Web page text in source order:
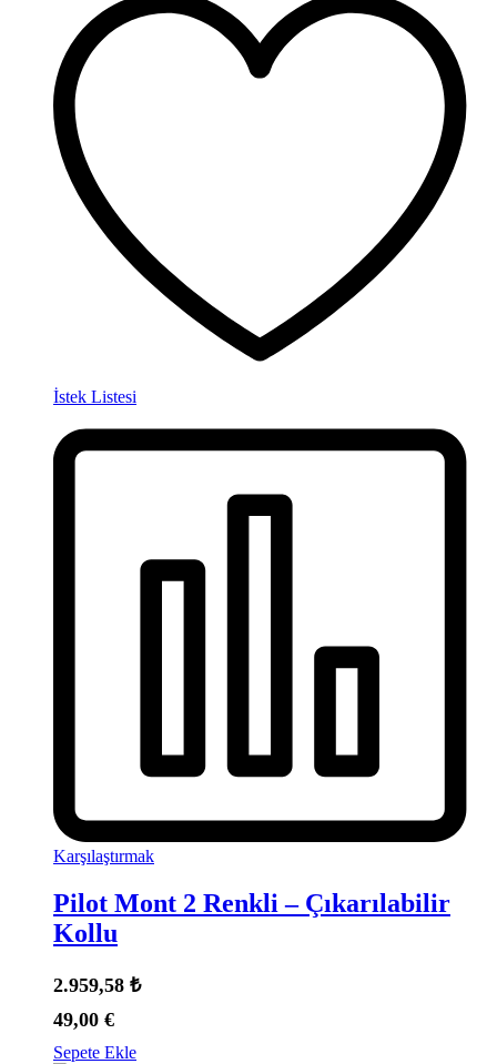
İstek Listesi
Karşılaştırmak
Pilot Mont 2 Renkli – Çıkarılabilir
Kollu
2.959,58 ₺
49,00 €
Sepete Ekle